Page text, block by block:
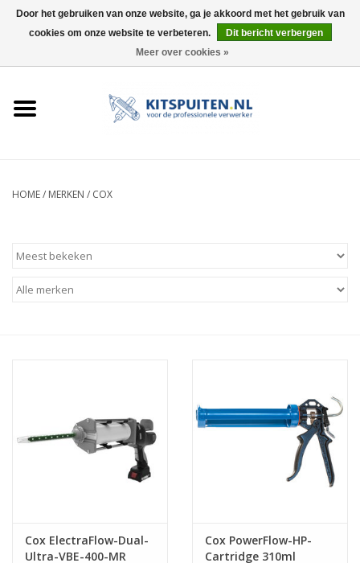
0 Artikelen - €0,00
HANDDRUK
HOME/ MERKEN / COX
Cox ElectraFlow-Dual-
Ultra-VBE-400-MR
Cox PowerFlow-HP-
Cartridge 310ml
Door het gebruiken van onze website, ga je akkoord met het gebruik van
cookies om onze website te verbeteren.
Dit bericht verbergen
Meer over cookies »